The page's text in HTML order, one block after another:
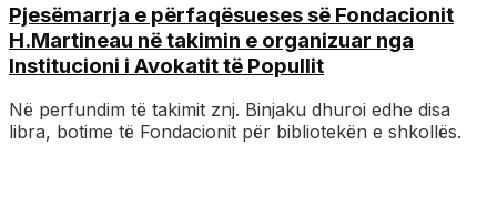
Pjesëmarrja e përfaqësueses së Fondacionit
H.Martineau në takimin e organizuar nga
Institucioni i Avokatit të Popullit
Në perfundim të takimit znj. Binjaku dhuroi edhe disa
libra, botime të Fondacionit për bibliotekën e shkollës.